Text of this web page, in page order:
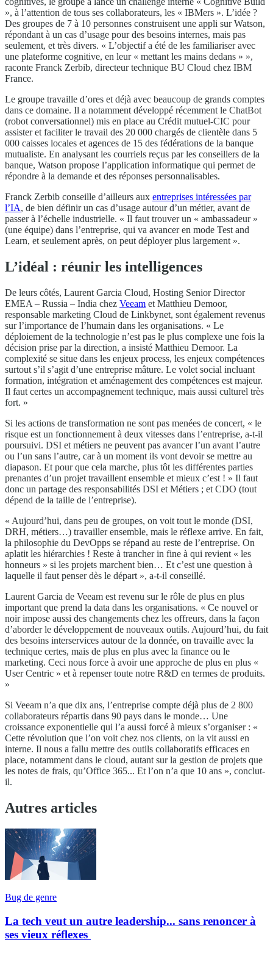
», à l’attention de tous ses collaborateurs, les « IBMers ». L’idée ?
Des groupes de 7 à 10 personnes construisent une appli sur Watson,
répondant à un cas d’usage pour des besoins internes, mais pas
seulement, et très divers. « L’objectif a été de les familiariser avec
une plateforme cognitive, en leur « mettant les mains dedans » »,
raconte Franck Zerbib, directeur technique BU Cloud chez IBM
France.
Le groupe travaille d’ores et déjà avec beaucoup de grands comptes
dans ce domaine. Il a notamment développé récemment le ChatBot
(robot conversationnel) mis en place au Crédit mutuel-CIC pour
assister et faciliter le travail des 20 000 chargés de clientèle dans 5
000 caisses locales et agences de 15 des fédérations de la banque
mutualiste. En analysant les courriels reçus par les conseillers de la
banque, Watson propose l’application informatique qui permet de
répondre à la demande et des réponses personnalisables.
Franck Zerbib conseille d’ailleurs aux entreprises intéressées par
l’IA, de bien définir un cas d’usage autour d’un métier, avant de
passer à l’échelle industrielle. « Il faut trouver un « ambassadeur »
(une équipe) dans l’entreprise, qui va avancer en mode Test and
Learn, et seulement après, on peut déployer plus largement ».
L’idéal : réunir les intelligences
De leurs côtés, Laurent Garcia Cloud, Hosting Senior Director
EMEA – Russia – India chez Veeam et Matthieu Demoor,
responsable marketing Cloud de Linkbynet, sont également revenus
sur l’importance de l’humain dans les organisations. « Le
déploiement de la technologie n’est pas le plus complexe une fois la
décision prise par la direction, a insisté Matthieu Demoor. La
complexité se situe dans les enjeux process, les enjeux compétences
surtout s’il s’agit d’une entreprise mâture. Le volet social incluant
formation, intégration et aménagement des compétences est majeur.
Il faut certes un accompagnement technique, mais aussi culturel très
fort. »
Si les actions de transformation ne sont pas menées de concert, « le
risque est un fonctionnement à deux vitesses dans l’entreprise, a-t-il
poursuivi. DSI et métiers ne peuvent pas avancer l’un avant l’autre
ou l’un sans l’autre, car à un moment ils vont devoir se mettre au
diapason. Et pour que cela marche, plus tôt les différentes parties
prenantes d’un projet travaillent ensemble et mieux c’est ! » Il faut
donc un partage des responsabilités DSI et Métiers ; et CDO (tout
dépend de la taille de l’entreprise).
« Aujourd’hui, dans peu de groupes, on voit tout le monde (DSI,
DRH, métiers…) travailler ensemble, mais le réflexe arrive. En fait,
la philosophie du DevOpps se répand au reste de l’entreprise. On
aplatit les hiérarchies ! Reste à trancher in fine à qui revient « les
honneurs » si les projets marchent bien… Et c’est une question à
laquelle il faut penser dès le départ », a-t-il conseillé.
Laurent Garcia de Veeam est revenu sur le rôle de plus en plus
important que prend la data dans les organisations. « Ce nouvel or
noir impose aussi des changements chez les offreurs, dans la façon
d’aborder le développement de nouveaux outils. Aujourd’hui, du fait
des besoins interservices autour de la donnée, on travaille avec la
technique certes, mais de plus en plus avec la finance ou le
marketing. Ceci nous force à avoir une approche de plus en plus «
User Centric » et à repenser toute notre R&D en termes de produits.
»
Si Veeam n’a que dix ans, l’entreprise compte déjà plus de 2 800
collaborateurs répartis dans 90 pays dans le monde… Une
croissance exponentielle qui l’a aussi forcé à mieux s’organiser : «
Cette révolution que l’on voit chez nos clients, on la vit aussi en
interne. Il nous a fallu mettre des outils collaboratifs efficaces en
place, notamment dans le cloud, autant sur la gestion de projets que
les notes de frais, qu’Office 365... Et l’on n’a que 10 ans », conclut-
il.
Autres articles
Bug de genre
La tech veut un autre leadership... sans renoncer à
ses vieux réflexes